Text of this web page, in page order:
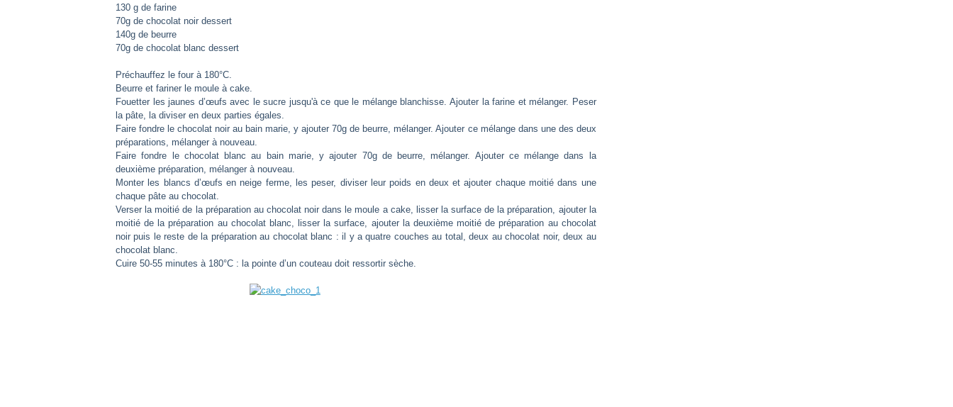
130 g de farine
70g de chocolat noir dessert
140g de beurre
70g de chocolat blanc dessert
Préchauffez le four à 180°C.
Beurre et fariner le moule à cake.
Fouetter les jaunes d’œufs avec le sucre jusqu'à ce que le mélange blanchisse. Ajouter la farine et mélanger. Peser
la pâte, la diviser en deux parties égales.
Faire fondre le chocolat noir au bain marie, y ajouter 70g de beurre, mélanger. Ajouter ce mélange dans une des deux
préparations, mélanger à nouveau.
Faire fondre le chocolat blanc au bain marie, y ajouter 70g de beurre, mélanger. Ajouter ce mélange dans la
deuxième préparation, mélanger à nouveau.
Monter les blancs d’œufs en neige ferme, les peser, diviser leur poids en deux et ajouter chaque moitié dans une
chaque pâte au chocolat.
Verser la moitié de la préparation au chocolat noir dans le moule a cake, lisser la surface de la préparation, ajouter la
moitié de la préparation au chocolat blanc, lisser la surface, ajouter la deuxième moitié de préparation au chocolat
noir puis le reste de la préparation au chocolat blanc : il y a quatre couches au total, deux au chocolat noir, deux au
chocolat blanc.
Cuire 50-55 minutes à 180°C : la pointe d’un couteau doit ressortir sèche.